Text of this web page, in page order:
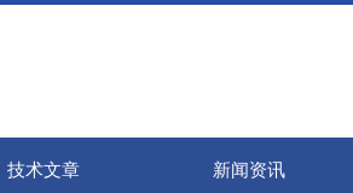
技术文章 新闻资讯